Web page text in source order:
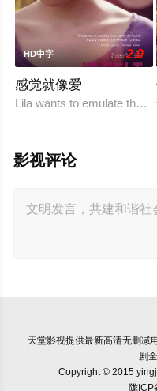
HD中字 2.0
感觉就像爱
Lila wants to emulate the
影视评论
天堂影视提供最新高清无删减
剧
Copyright © 2015
陇ICP